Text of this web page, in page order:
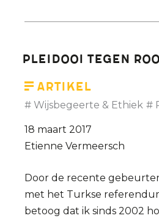
vrouw
in
In
strijd
de
waarheid!
Pleidooi tegen
Artikel
Wijsbegeerte & Ethiek
18 maart 2017
Etienne Vermeersch
Door de recente
met het Turkse
betoog dat ik sinds 2002